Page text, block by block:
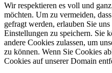
Wir respektieren es voll und
möchten. Um zu vermeiden,
gefragt werden, erlauben Sie
Einstellungen zu speichern. Sie
andere Cookies zulassen, um
zu können. Wenn Sie Cookies
Cookies auf unserer Domain